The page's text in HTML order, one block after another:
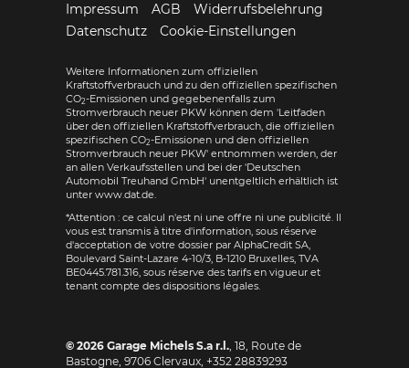
Impressum AGB
Widerrufsbelehrung
Datenschutz
Cookie-Einstellungen
Weitere Informationen zum offiziellen
Kraftstoffverbrauch und zu den offiziellen spezifischen
CO2-Emissionen und gegebenenfalls zum
Stromverbrauch neuer PKW können dem 'Leitfaden
über den offiziellen Kraftstoffverbrauch, die offiziellen
spezifischen CO2-Emissionen und den offiziellen
Stromverbrauch neuer PKW' entnommen werden, der
an allen Verkaufsstellen und bei der 'Deutschen
Automobil Treuhand GmbH' unentgeltlich erhältlich ist
unter www.dat.de.
*Attention : ce calcul n'est ni une offre ni une publicité. Il
vous est transmis à titre d'information, sous réserve
d'acceptation de votre dossier par AlphaCredit SA,
Boulevard Saint-Lazare 4-10/3, B-1210 Bruxelles, TVA
BE0445.781.316, sous réserve des tarifs en vigueur et
tenant compte des dispositions légales.
© 2026 Garage Michels S.a r.l. 18, Route de
Bastogne 9706 Clervaux, +352 28839293